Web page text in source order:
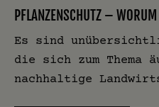
PFLANZENSCHUTZ –
Es sind
die sich zum Thema
nachhaltige